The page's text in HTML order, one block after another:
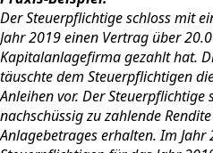
Der Steuerpflichtige schloss mit
Jahr 2019 einen Vertrag über
Kapitalanlagefirma gezahlt hat.
täuschte dem Steuerpflichtigen
Anleihen vor. Der
nachschüssig zu zahlende
Anlagebetrages erhalten. Im Jahr